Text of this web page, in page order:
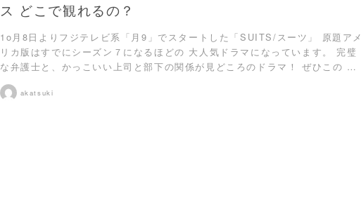
ス どこで観れるの？
1o月8日よりフジテレビ系「月9」でスタートした「SUITS/スーツ」 原題アメ
リカ版はすでにシーズン７になるほどの 大人気ドラマになっています。 完璧
な弁護士と、かっこいい上司と部下の関係が見どころのドラマ！ ぜひこの …
akatsuki